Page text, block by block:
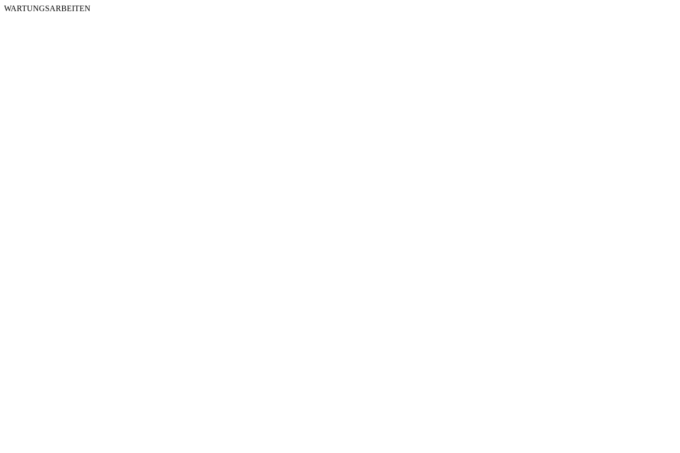
WARTUNGSARBEITEN